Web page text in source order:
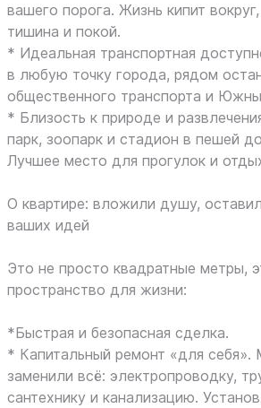
вашего порога. Жизнь кипит
тишина и покой.
* Идеальная транспортная
в любую точку города, рядом
общественного транспорта и
* Близость к природе и
парк, зоопарк и стадион в пешей
Лучшее место для прогулок и
О квартире: вложили душу,
ваших идей
Это не просто квадратные метры,
пространство для жизни:
*Быстрая и безопасная сделка.
* Капитальный ремонт «для
заменили всё: электропроводку,
сантехнику и канализацию.